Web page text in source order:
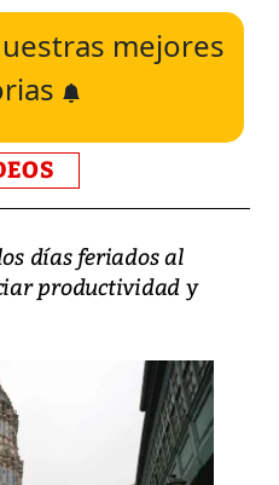
mejores
días feriados al
productividad y